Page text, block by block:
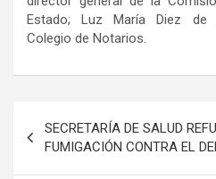
Estado; Luz María Diez de
Colegio de Notarios.
Navegación
de
entradas
SECRETARÍA DE SALUD
FUMIGACIÓN CONTRA EL